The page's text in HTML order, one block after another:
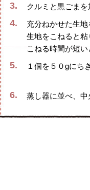
3. クルミと黒ごまを
4.
充分ねかせた生
生地をこねると粘
こねる時間が短
5. １個を５０gにち
6. 蒸し器に並べ、中